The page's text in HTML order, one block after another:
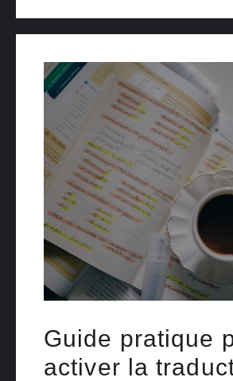
Guide pratique
activer la